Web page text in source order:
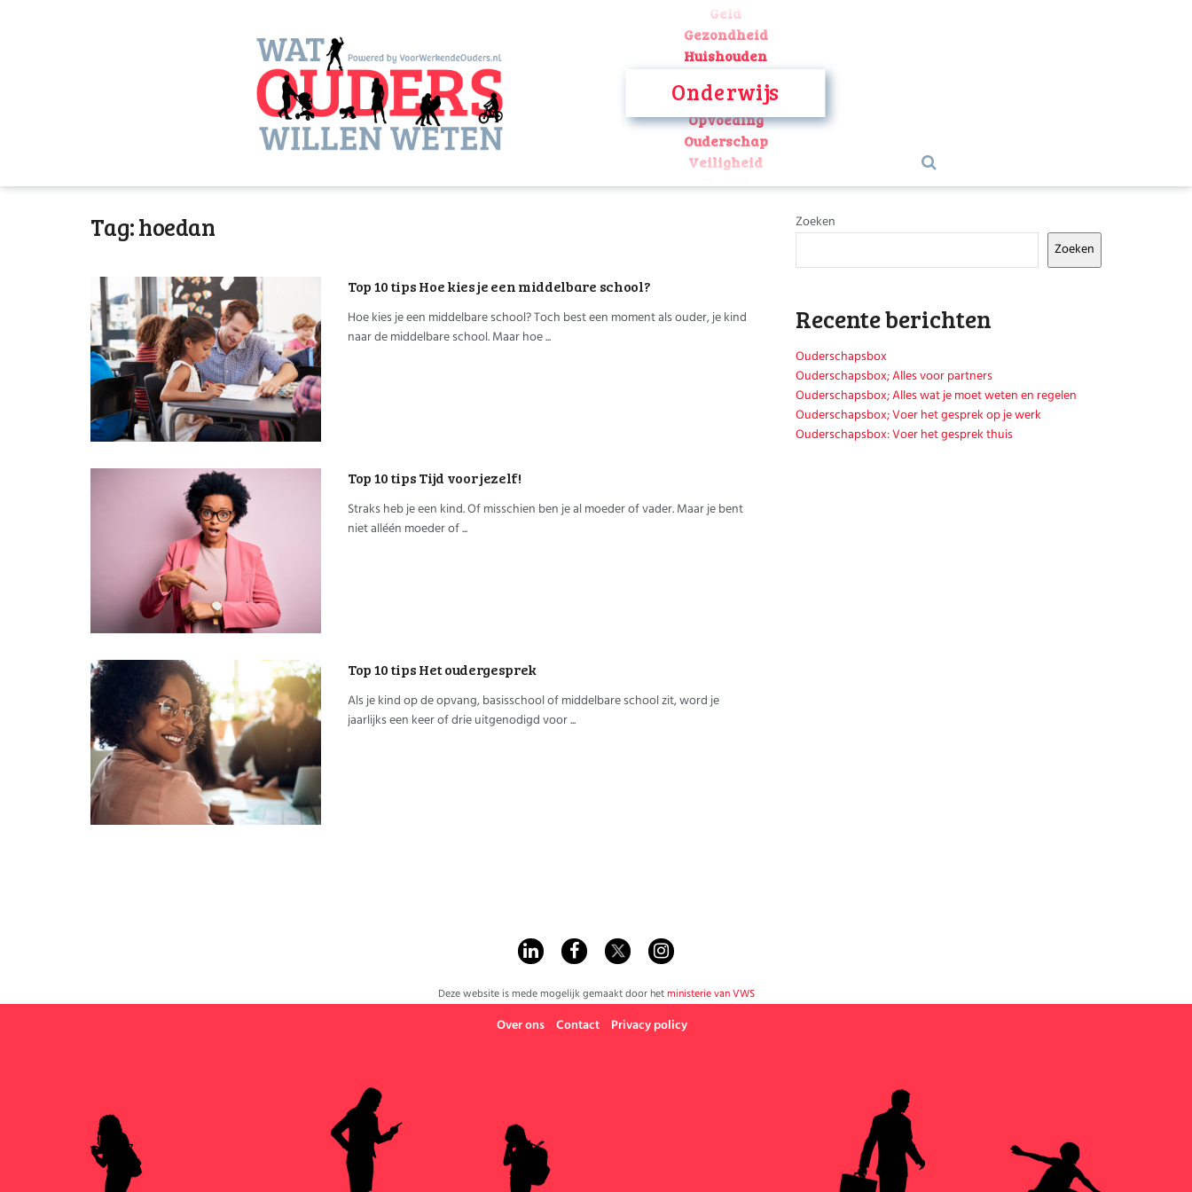
Geld
Gezondheid
Huishouden
Onderwijs
Opvoeding
Ouderschap
Veiligheid
Verlof
Onderwijs
Onderwijs
Tag:hoedan
Top 10 tips Hoe kies je een middelbare school?
Hoe kies je een middelbare school? Toch best een moment als ouder, je kind
naar de middelbare school. Maar hoe ...
Top 10 tips Tijd voor jezelf!
Straks heb je een kind. Of misschien ben je al moeder of vader. Maar je bent
niet alléén moeder of ...
Top 10 tips Het oudergesprek
Als je kind op de opvang, basisschool of middelbare school zit, word je
jaarlijks een keer of drie uitgenodigd voor ...
Zoeken
Zoeken
Recente berichten
Ouderschapsbox
Ouderschapsbox; Alles voor partners
Ouderschapsbox; Alles wat je moet weten en regelen
Ouderschapsbox; Voer het gesprek op je werk
Ouderschapsbox: Voer het gesprek thuis
Deze website is mede mogelijk gemaakt door het ministerie van VWS
Over ons Contact Privacy policy